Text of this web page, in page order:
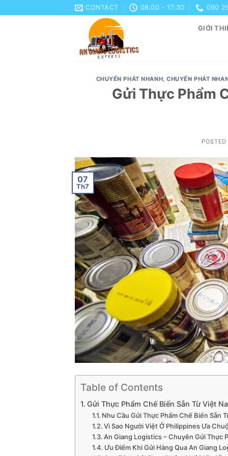
to
CONTACT 08:00 - 17:30 090
GIỚI
CHUYỂN PHÁT NHANH,CHUYỂN PHÁT
Gửi Thực Phẩm
07
Th7
Table of Contents
Gửi Thực Phẩm Chế Biến Sẵn Từ Việt
Nhu Cầu Gửi Thực Phẩm Chế Biến Sẵn
Vì Sao Người Việt Ở Philippines Ưa
An Giang Logistics – Chuyên Gửi Thực
Ưu Điểm Khi Gửi Hàng Qua An Giang